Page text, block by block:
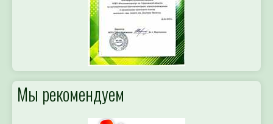
Мы рекомендуем